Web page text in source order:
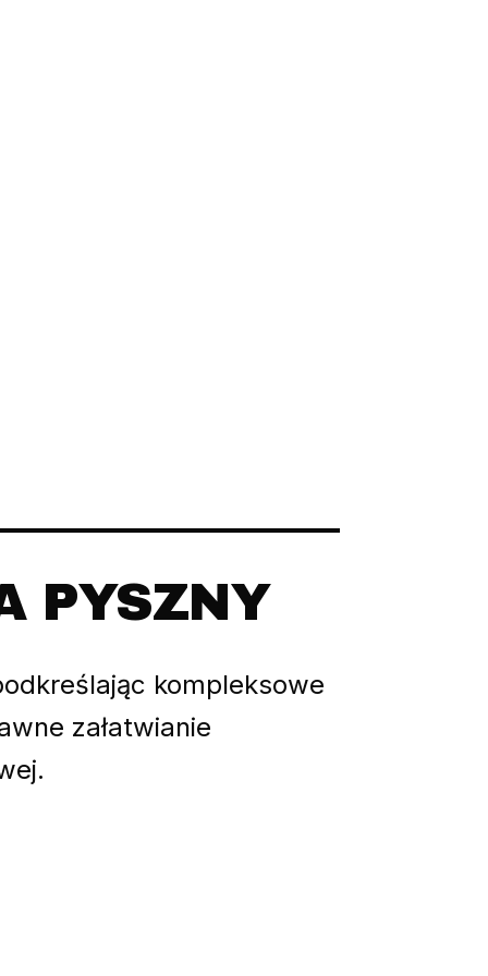
PYSZNY
kompleksowe
załatwianie